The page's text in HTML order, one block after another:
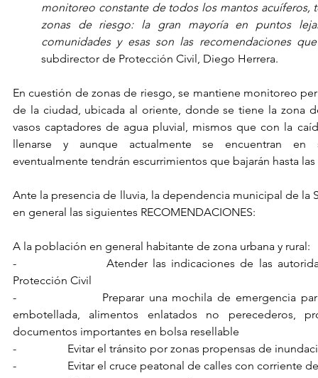
monitoreo constante de todos los mantos acuíferos,
zonas de riesgo: la gran mayoría en puntos
comunidades y esas son las recomendaciones
subdirector de Protección Civil, Diego Herrera.
En cuestión de zonas de riesgo, se mantiene monitoreo
de la ciudad, ubicada al oriente, donde se tiene la zona
vasos captadores de agua pluvial, mismos que con la
llenarse y aunque actualmente se encuentran en
eventualmente tendrán escurrimientos que bajarán hasta
Ante la presencia de lluvia, la dependencia municipal de la
en general las siguientes RECOMENDACIONES:
A la población en general habitante de zona urbana y rural:
-                  Atender las indicaciones de las
Protección Civil
-                  Preparar una mochila de emergencia
embotellada, alimentos enlatados no perecederos,
documentos importantes en bolsa resellable
-                  Evitar el tránsito por zonas propensas de
-                  Evitar el cruce peatonal de calles con corriente